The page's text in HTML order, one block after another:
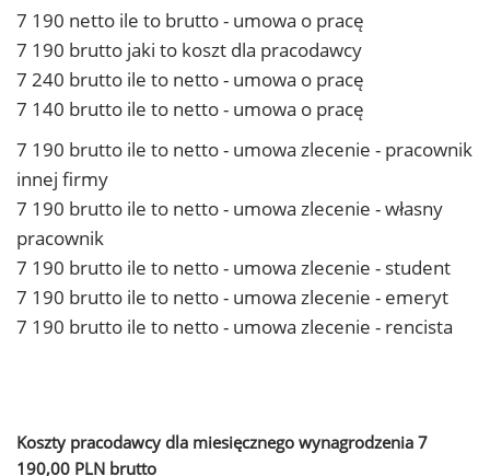
7 190 netto ile to brutto - umowa o pracę
7 190 brutto jaki to koszt dla pracodawcy
7 240 brutto ile to netto - umowa o pracę
7 140 brutto ile to netto - umowa o pracę
7 190 brutto ile to netto - umowa zlecenie - pracownik
innej firmy
7 190 brutto ile to netto - umowa zlecenie - własny
pracownik
7 190 brutto ile to netto - umowa zlecenie - student
7 190 brutto ile to netto - umowa zlecenie - emeryt
7 190 brutto ile to netto - umowa zlecenie - rencista
Koszty pracodawcy dla miesięcznego wynagrodzenia 7
190,00 PLN brutto